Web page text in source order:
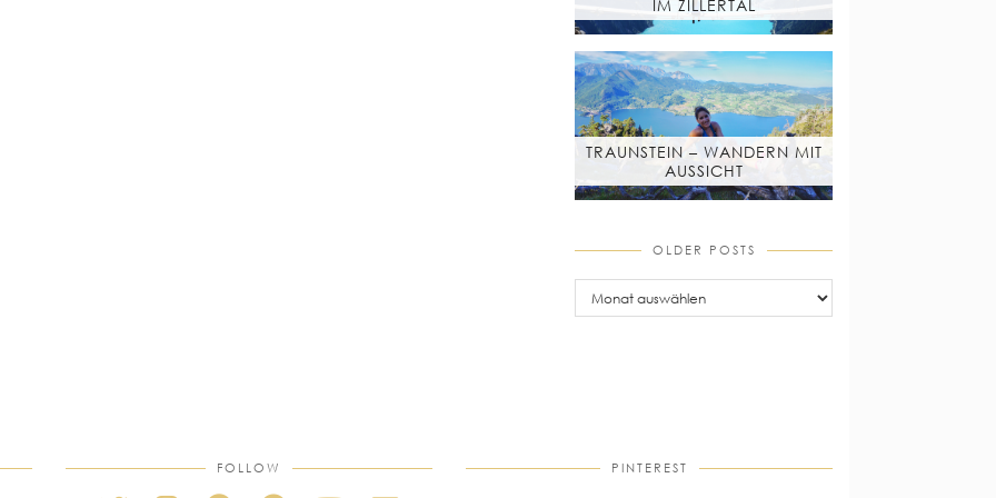
IM ZILLERTAL
TRAUNSTEIN – WANDERN MIT
AUSSICHT
OLDER POSTS
older
posts
FOLLOW PINTEREST